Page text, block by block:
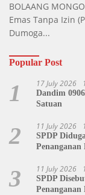
BOLAANG
Emas Tanpa Izin
Dumoga...
Popular Post
1 17 July 2026
Dandim
Satuan
2 11 July 2026
SPDP
3 11 July 2026
SPDP